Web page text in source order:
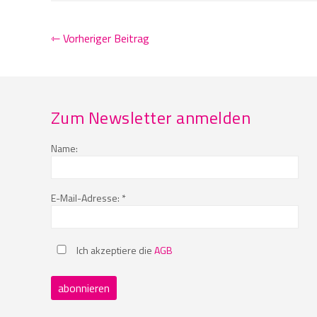
⇽ Vorheriger Beitrag
Zum Newsletter anmelden
Name:
E-Mail-Adresse: *
Ich akzeptiere dieAGB